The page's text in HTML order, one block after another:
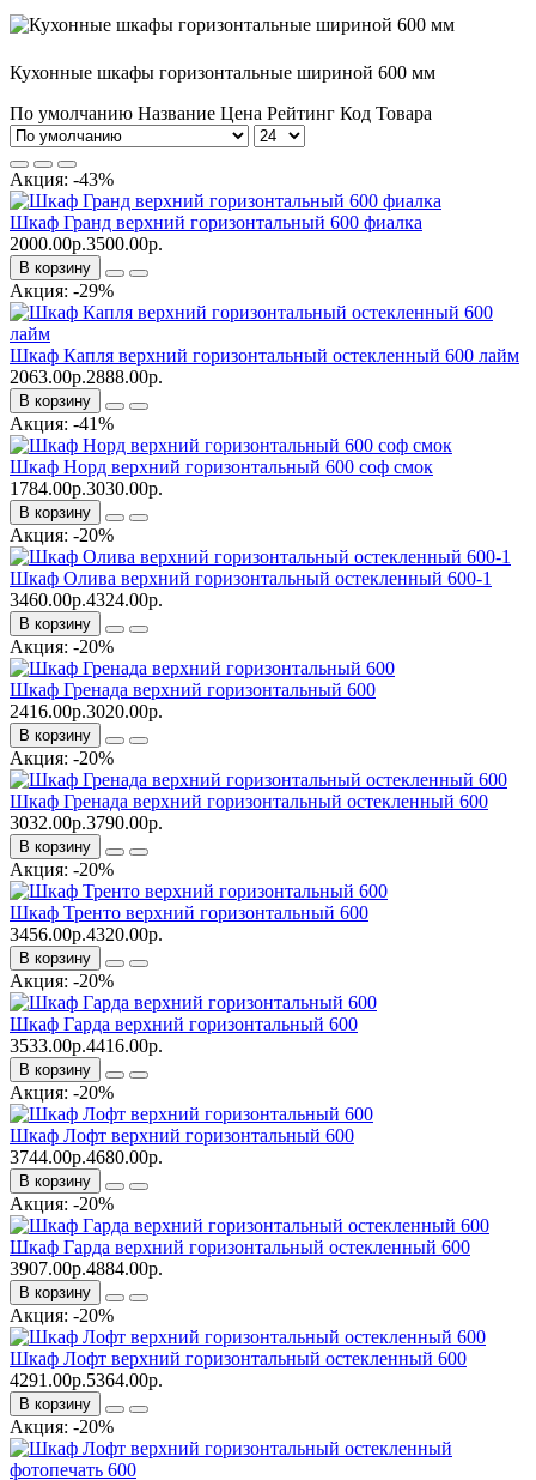
Кухонные шкафы горизонтальные шириной 600 мм
По умолчанию Название Цена Рейтинг Код Товара
Акция: -43%
Шкаф Гранд верхний горизонтальный 600 фиалка
2000.00р.3500.00р.
В корзину
Акция: -29%
Шкаф Капля верхний горизонтальный остекленный 600 лайм
2063.00р.2888.00р.
В корзину
Акция: -41%
Шкаф Норд верхний горизонтальный 600 соф смок
1784.00р.3030.00р.
В корзину
Акция: -20%
Шкаф Олива верхний горизонтальный остекленный 600-1
3460.00р.4324.00р.
В корзину
Акция: -20%
Шкаф Гренада верхний горизонтальный 600
2416.00р.3020.00р.
В корзину
Акция: -20%
Шкаф Гренада верхний горизонтальный остекленный 600
3032.00р.3790.00р.
В корзину
Акция: -20%
Шкаф Тренто верхний горизонтальный 600
3456.00р.4320.00р.
В корзину
Акция: -20%
Шкаф Гарда верхний горизонтальный 600
3533.00р.4416.00р.
В корзину
Акция: -20%
Шкаф Лофт верхний горизонтальный 600
3744.00р.4680.00р.
В корзину
Акция: -20%
Шкаф Гарда верхний горизонтальный остекленный 600
3907.00р.4884.00р.
В корзину
Акция: -20%
Шкаф Лофт верхний горизонтальный остекленный 600
4291.00р.5364.00р.
В корзину
Акция: -20%